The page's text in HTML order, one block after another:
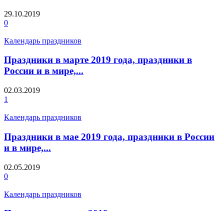
29.10.2019
0
Календарь праздников
Праздники в марте 2019 года, праздники в
России и в мире,...
02.03.2019
1
Календарь праздников
Праздники в мае 2019 года, праздники в России
и в мире,...
02.05.2019
0
Календарь праздников